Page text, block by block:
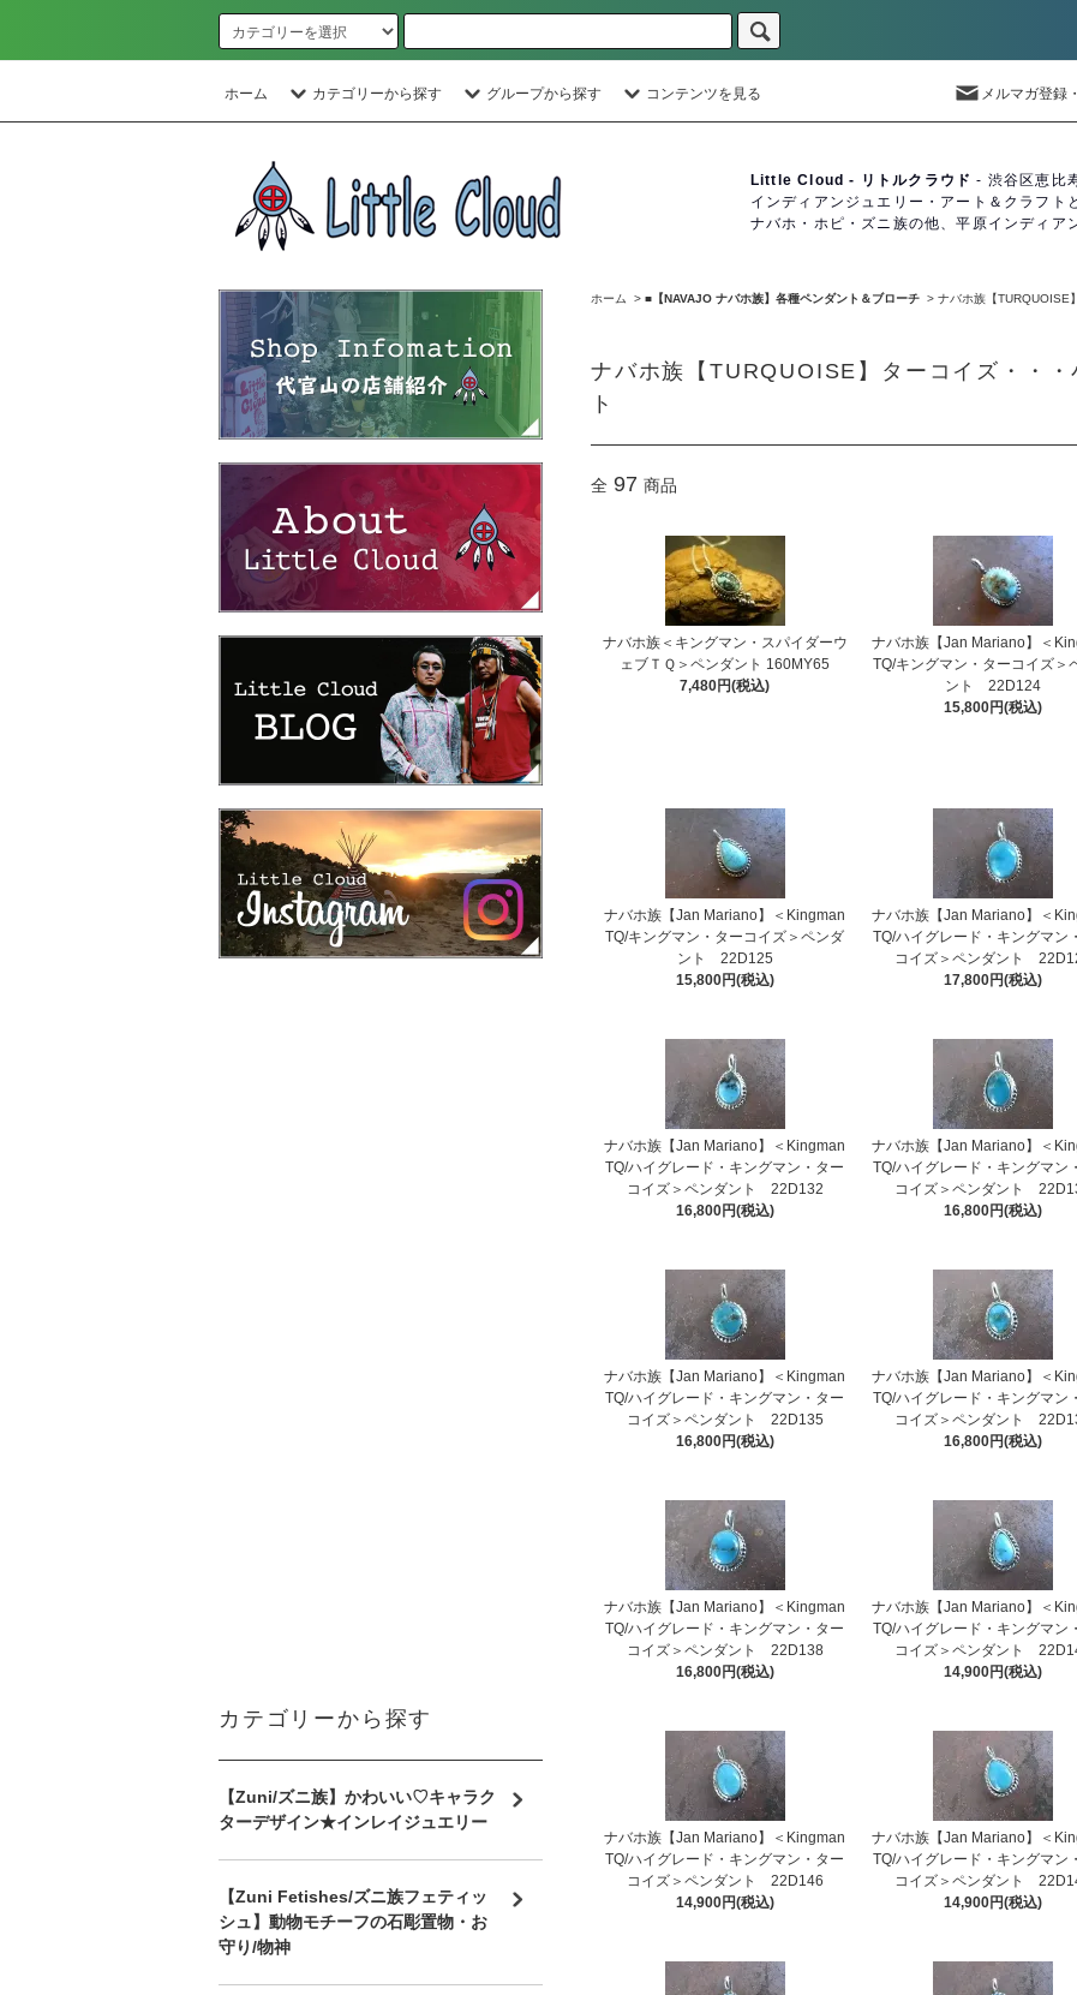
ホーム カテゴリーから探す グループから探す コンテンツを見る メルマガ登録
Little Cloud - リトルクラウド - 渋谷区恵比
インディアンジュエリー・アート＆クラフト
ナバホ・ホピ・ズニ族の他、平原インディア
ホーム > ■【NAVAJO ナバホ族】各種ペンダント＆ブローチ > ナバホ族【TURQUOISE
ナバホ族【TURQUOISE】ターコイズ・・
ト
全 97 商品
ナバホ族＜キングマン・スパイダーウ
ェブＴＱ＞ペンダント 160MY65
7,480円(税込)
ナバホ族【Jan Mariano】＜
TQ/キングマン・ターコイズ＞
ント 22D124
15,800円(税込)
ナバホ族【Jan Mariano】＜Kingman
TQ/キングマン・ターコイズ＞ペンダ
ント 22D125
15,800円(税込)
ナバホ族【Jan Mariano】＜
TQ/ハイグレード・キングマン
コイズ＞ペンダント
17,800円(税込)
ナバホ族【Jan Mariano】＜Kingman
TQ/ハイグレード・キングマン・ター
コイズ＞ペンダント 22D132
16,800円(税込)
ナバホ族【Jan Mariano】＜
TQ/ハイグレード・キングマン
コイズ＞ペンダント
16,800円(税込)
ナバホ族【Jan Mariano】＜Kingman
TQ/ハイグレード・キングマン・ター
コイズ＞ペンダント 22D135
16,800円(税込)
ナバホ族【Jan Mariano】＜
TQ/ハイグレード・キングマン
コイズ＞ペンダント
16,800円(税込)
ナバホ族【Jan Mariano】＜Kingman
TQ/ハイグレード・キングマン・ター
コイズ＞ペンダント 22D138
16,800円(税込)
ナバホ族【Jan Mariano】＜
TQ/ハイグレード・キングマン
コイズ＞ペンダント
14,900円(税込)
ナバホ族【Jan Mariano】＜Kingman
TQ/ハイグレード・キングマン・ター
コイズ＞ペンダント 22D146
14,900円(税込)
ナバホ族【Jan Mariano】＜
TQ/ハイグレード・キングマン
コイズ＞ペンダント
14,900円(税込)
カテゴリーから探す
【Zuni/ズニ族】かわいい♡キャラク
ターデザイン★インレイジュエリー
【Zuni Fetishes/ズニ族フェティッ
シュ】動物モチーフの石彫置物・お
守り/物神